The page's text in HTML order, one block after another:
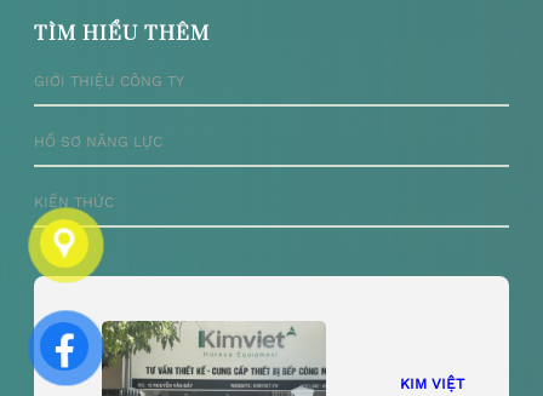
m
TÌM HIỂU THÊM
GIỚI THIỆU CÔNG TY
HỒ SƠ NĂNG LỰC
KIẾN THỨC
KIM VIỆT